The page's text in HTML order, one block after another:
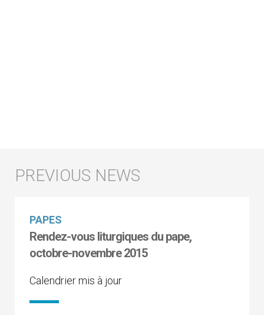
PAPES
Rendez-vous liturgiques du pape,
octobre-novembre 2015
Calendrier mis à jour